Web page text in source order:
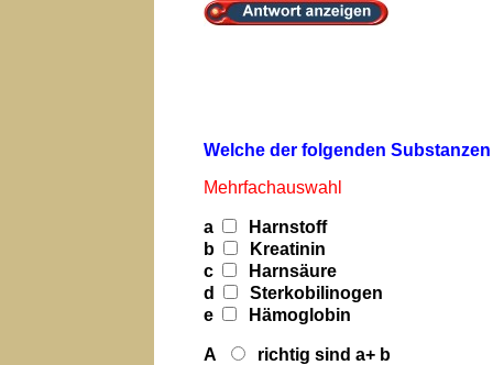
Welche der folgenden
Mehrfachauswahl
a
Harnstoff
b
Kreatinin
c
Harnsäure
d
Sterkobilinogen
e
Hämoglobin
A
richtig sind a+ b